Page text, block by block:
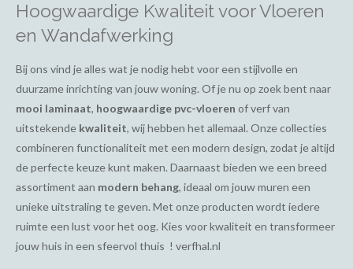
Hoogwaardige Kwaliteit voor Vloeren
en Wandafwerking
Bij ons vind je alles wat je nodig hebt voor een stijlvolle en
duurzame inrichting van jouw woning. Of je nu op zoek bent naar
mooi laminaat, hoogwaardige pvc-vloeren of verf van
uitstekende kwaliteit, wij hebben het allemaal. Onze collecties
combineren functionaliteit met een modern design, zodat je altijd
de perfecte keuze kunt maken. Daarnaast bieden we een breed
assortiment aan modern behang, ideaal om jouw muren een
unieke uitstraling te geven. Met onze producten wordt iedere
ruimte een lust voor het oog. Kies voor kwaliteit en transformeer
jouw huis in een sfeervol thuis ! verfhal.nl